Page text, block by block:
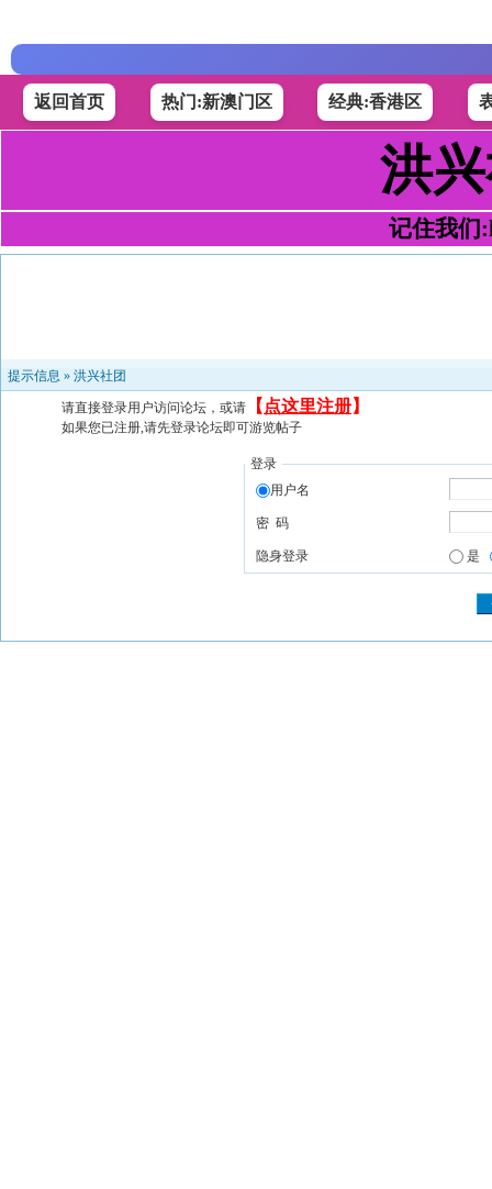
返回首页 热门:新澳门区 经典:香港区
洪
记住我们
提示信息 » 洪兴社团
请直接登录用户访问论坛，或请 【 点这里注册】
如果您已注册,请先登录论坛即可游览帖子
登录
用户名
密 码
隐身登录 是